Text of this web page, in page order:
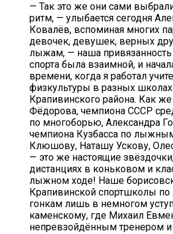
— Так это же они сами
ритм, — улыбается сегодня
Ковалёв, вспоминая многих
девочек, девушек, верных
лыжам, — наша привязанность
спорта была взаимной, и
времени, когда я работал
физкультуры в разных школах
Крапивинского района. Как
Фёдорова, чемпиона СССР
по многоборью, Александра
чемпиона Кузбасса по
Клюшову, Наташу Ускову,
— это же настоящие
дистанциях в коньковом и
лыжном ходе! Наше
Крапивинской спортшколы
гонкам лишь в немногом
каменскому, где Михаил
непревзойдённым тренером